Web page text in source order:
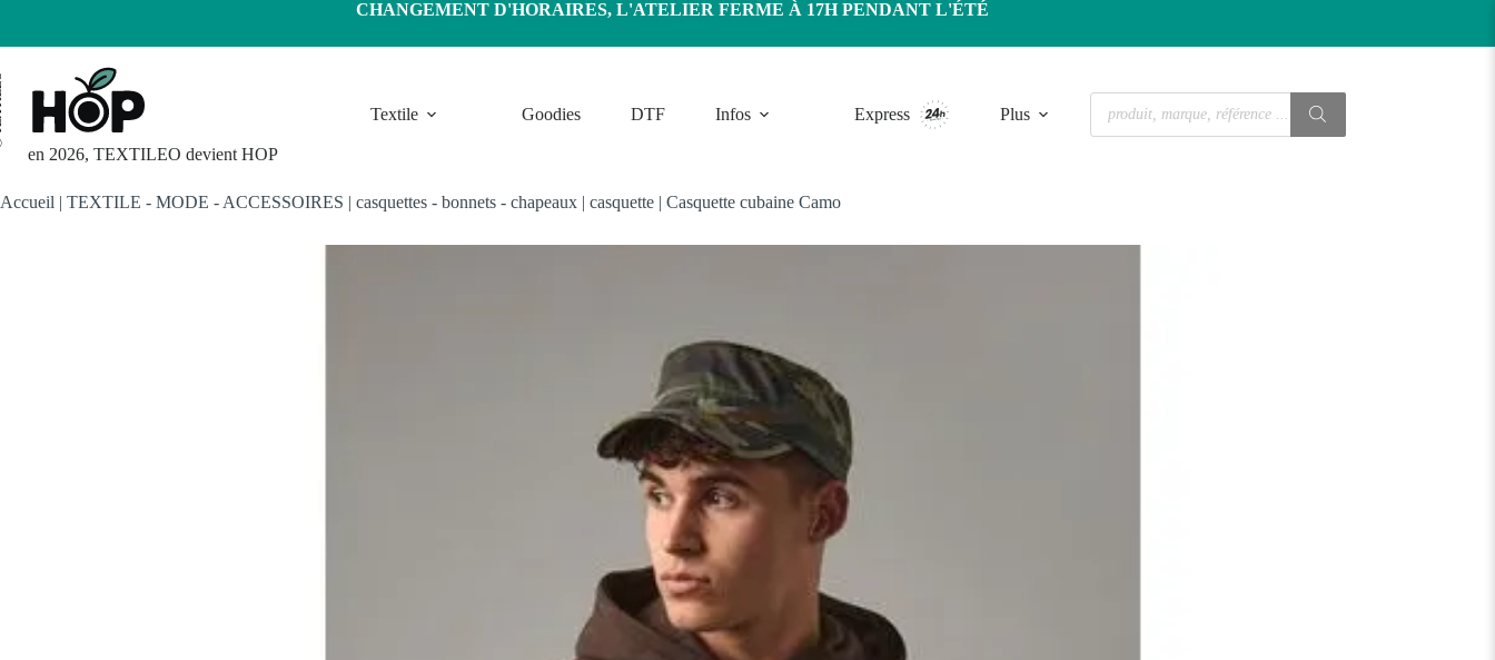
contenu
CHANGEMENT D'HORAIRES, L'ATELIER FERME À 17H PENDANT L'ÉTÉ
en 2026, TEXTILEO devient HOP
Textile Goodies DTF Infos Express Plus
Recherche
produits
Accueil | TEXTILE - MODE - ACCESSOIRES | casquettes - bonnets - chapeaux | casquette | Casquette cubaine Camo